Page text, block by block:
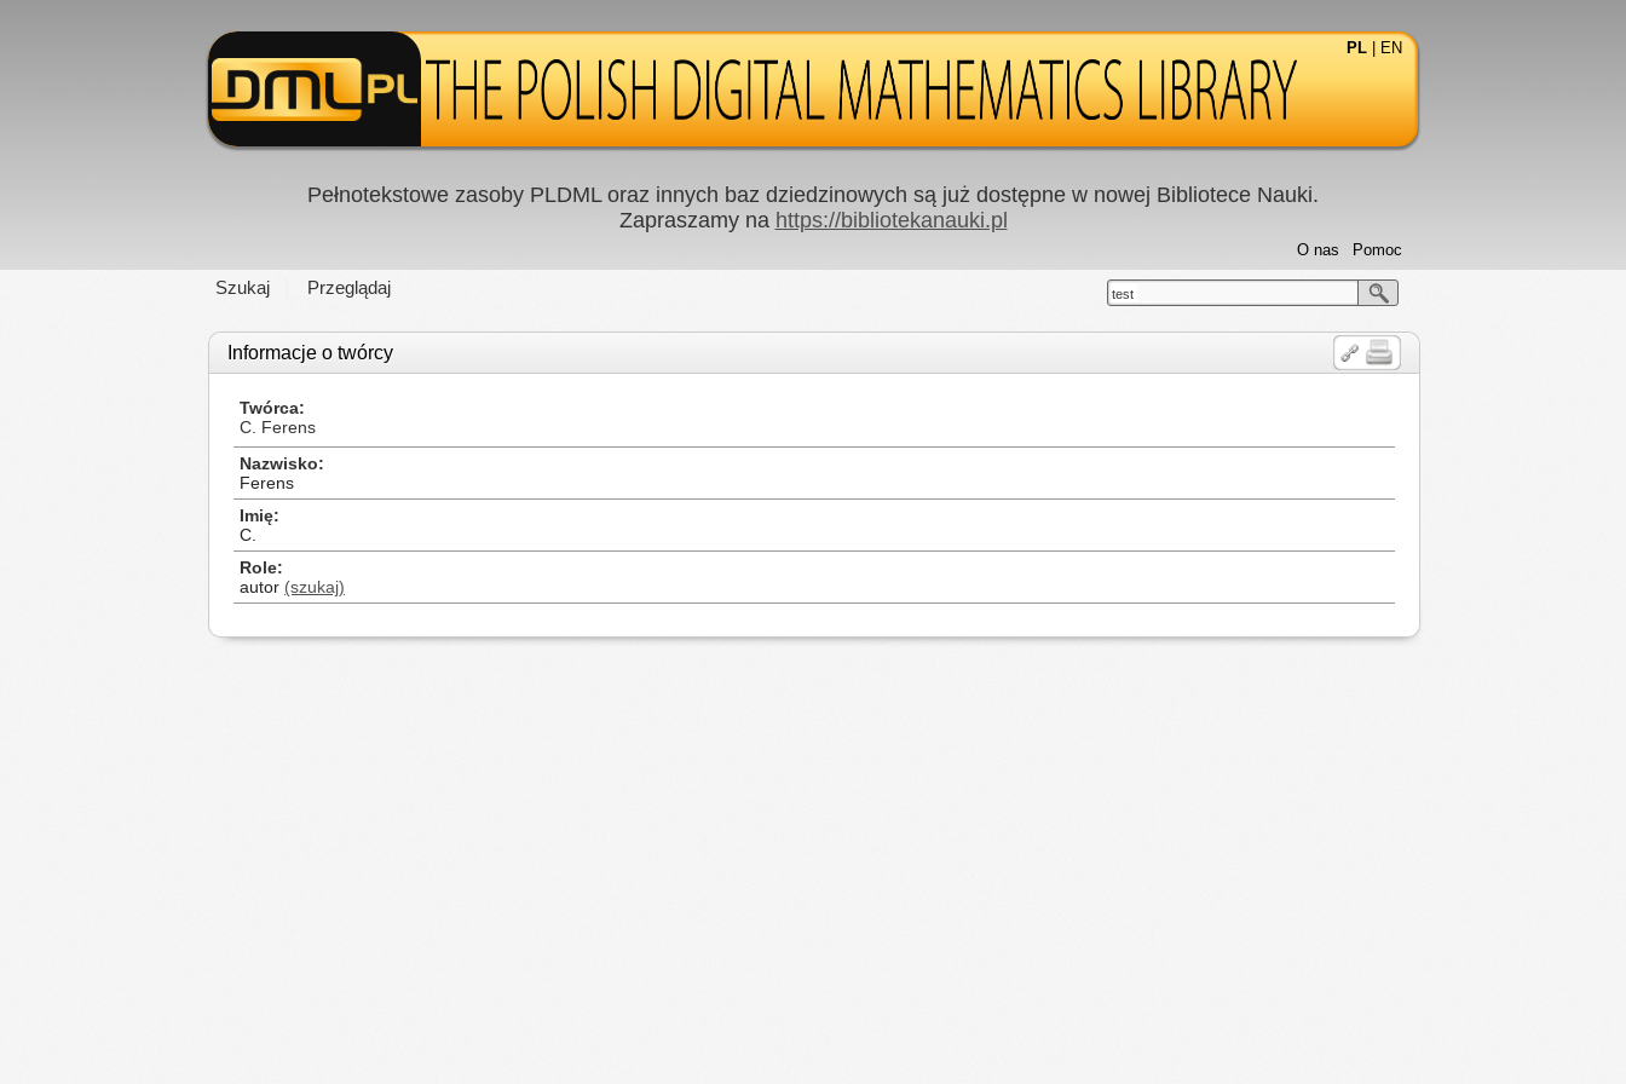
PL EN
Pełnotekstowe zasoby PLDML oraz innych baz dziedzinowych są już dostępne w nowej Bibliotece Nauki.
Zapraszamy na https://bibliotekanauki.pl
Szukaj Przeglądaj
Pomoc
O nas
test
Informacje o twórcy
Twórca
C. Ferens
Nazwisko
Ferens
Imię
C.
Role
autor (szukaj)